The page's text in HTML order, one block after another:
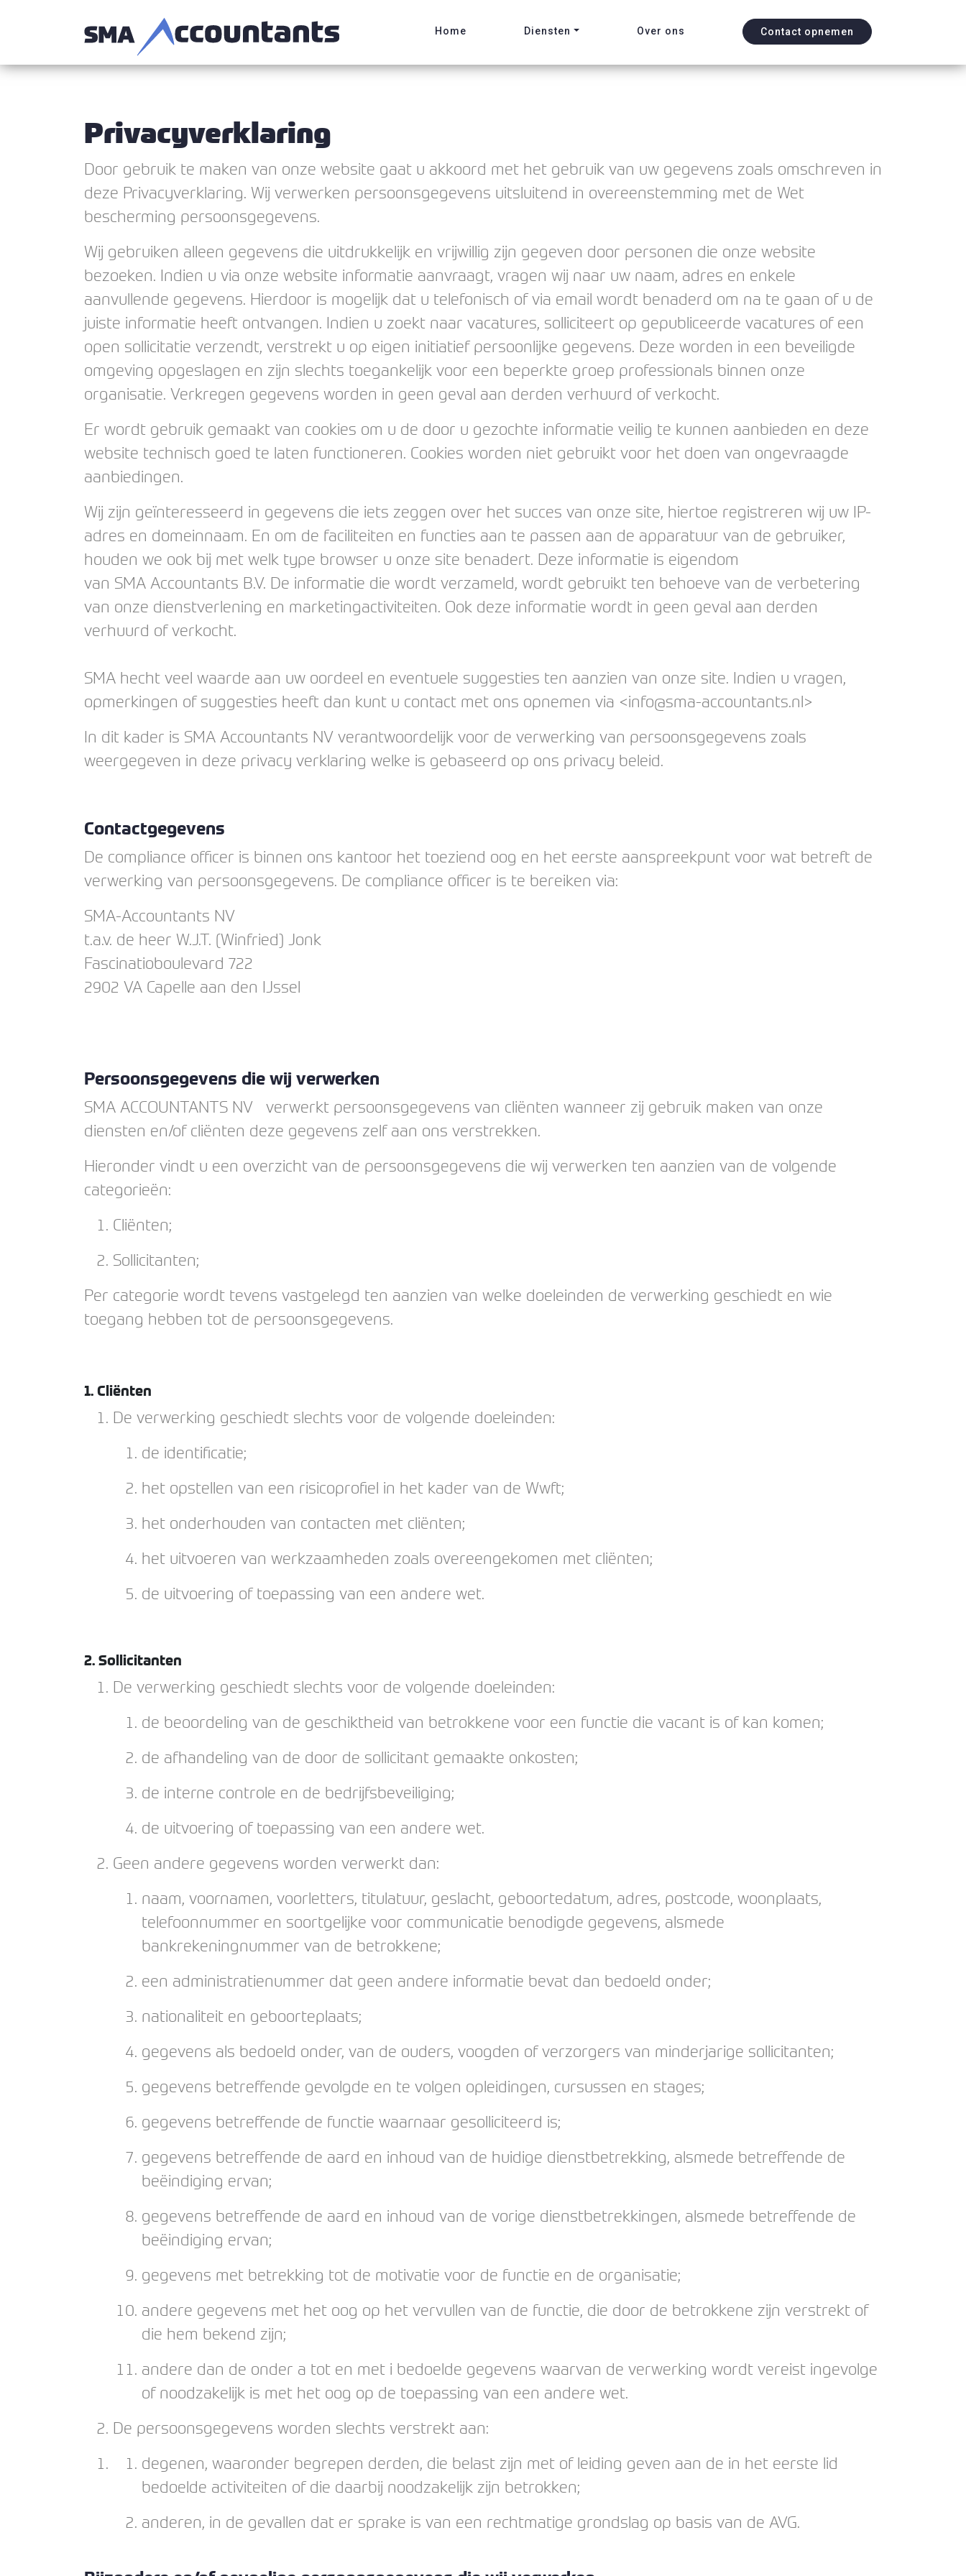
Home Diensten Over ons Contact opnemen
Privacyverklaring
Door gebruik te maken van onze website gaat u akkoord met het gebruik van uw gegevens zoals omschreven in
deze Privacyverklaring. Wij verwerken persoonsgegevens uitsluitend in overeenstemming met de Wet
bescherming persoonsgegevens.
Wij gebruiken alleen gegevens die uitdrukkelijk en vrijwillig zijn gegeven door personen die onze website
bezoeken. Indien u via onze website informatie aanvraagt, vragen wij naar uw naam, adres en enkele
aanvullende gegevens. Hierdoor is mogelijk dat u telefonisch of via email wordt benaderd om na te gaan of u de
juiste informatie heeft ontvangen. Indien u zoekt naar vacatures, solliciteert op gepubliceerde vacatures of een
open sollicitatie verzendt, verstrekt u op eigen initiatief persoonlijke gegevens. Deze worden in een beveiligde
omgeving opgeslagen en zijn slechts toegankelijk voor een beperkte groep professionals binnen onze
organisatie. Verkregen gegevens worden in geen geval aan derden verhuurd of verkocht.
Er wordt gebruik gemaakt van cookies om u de door u gezochte informatie veilig te kunnen aanbieden en deze
website technisch goed te laten functioneren. Cookies worden niet gebruikt voor het doen van ongevraagde
aanbiedingen.
Wij zijn geïnteresseerd in gegevens die iets zeggen over het succes van onze site, hiertoe registreren wij uw IP-
adres en domeinnaam. En om de faciliteiten en functies aan te passen aan de apparatuur van de gebruiker,
houden we ook bij met welk type browser u onze site benadert. Deze informatie is eigendom
van SMA Accountants B.V. De informatie die wordt verzameld, wordt gebruikt ten behoeve van de verbetering
van onze dienstverlening en marketingactiviteiten. Ook deze informatie wordt in geen geval aan derden
verhuurd of verkocht.
SMA hecht veel waarde aan uw oordeel en eventuele suggesties ten aanzien van onze site. Indien u vragen,
opmerkingen of suggesties heeft dan kunt u contact met ons opnemen via <info@sma-accountants.nl>
In dit kader is SMA Accountants NV verantwoordelijk voor de verwerking van persoonsgegevens zoals
weergegeven in deze privacy verklaring welke is gebaseerd op ons privacy beleid.
Contactgegevens
De compliance officer is binnen ons kantoor het toeziend oog en het eerste aanspreekpunt voor wat betreft de
verwerking van persoonsgegevens. De compliance officer is te bereiken via:
SMA-Accountants NV
t.a.v. de heer W.J.T. (Winfried) Jonk
Fascinatioboulevard 722
2902 VA Capelle aan den IJssel
Persoonsgegevens die wij verwerken
SMA ACCOUNTANTS NV verwerkt persoonsgegevens van cliënten wanneer zij gebruik maken van onze
diensten en/of cliënten deze gegevens zelf aan ons verstrekken.
Hieronder vindt u een overzicht van de persoonsgegevens die wij verwerken ten aanzien van de volgende
categorieën:
Cliënten;
Sollicitanten;
Per categorie wordt tevens vastgelegd ten aanzien van welke doeleinden de verwerking geschiedt en wie
toegang hebben tot de persoonsgegevens.
1. Cliënten
De verwerking geschiedt slechts voor de volgende doeleinden:
de identificatie;
het opstellen van een risicoprofiel in het kader van de Wwft;
het onderhouden van contacten met cliënten;
het uitvoeren van werkzaamheden zoals overeengekomen met cliënten;
de uitvoering of toepassing van een andere wet.
2. Sollicitanten
De verwerking geschiedt slechts voor de volgende doeleinden:
de beoordeling van de geschiktheid van betrokkene voor een functie die vacant is of kan komen;
de afhandeling van de door de sollicitant gemaakte onkosten;
de interne controle en de bedrijfsbeveiliging;
de uitvoering of toepassing van een andere wet.
Geen andere gegevens worden verwerkt dan:
naam, voornamen, voorletters, titulatuur, geslacht, geboortedatum, adres, postcode, woonplaats,
telefoonnummer en soortgelijke voor communicatie benodigde gegevens, alsmede
bankrekeningnummer van de betrokkene;
een administratienummer dat geen andere informatie bevat dan bedoeld onder;
nationaliteit en geboorteplaats;
gegevens als bedoeld onder, van de ouders, voogden of verzorgers van minderjarige sollicitanten;
gegevens betreffende gevolgde en te volgen opleidingen, cursussen en stages;
gegevens betreffende de functie waarnaar gesolliciteerd is;
gegevens betreffende de aard en inhoud van de huidige dienstbetrekking, alsmede betreffende de
beëindiging ervan;
gegevens betreffende de aard en inhoud van de vorige dienstbetrekkingen, alsmede betreffende de
beëindiging ervan;
gegevens met betrekking tot de motivatie voor de functie en de organisatie;
andere gegevens met het oog op het vervullen van de functie, die door de betrokkene zijn verstrekt of
die hem bekend zijn;
andere dan de onder a tot en met i bedoelde gegevens waarvan de verwerking wordt vereist ingevolge
of noodzakelijk is met het oog op de toepassing van een andere wet.
De persoonsgegevens worden slechts verstrekt aan:
degenen, waaronder begrepen derden, die belast zijn met of leiding geven aan de in het eerste lid
bedoelde activiteiten of die daarbij noodzakelijk zijn betrokken;
anderen, in de gevallen dat er sprake is van een rechtmatige grondslag op basis van de AVG.